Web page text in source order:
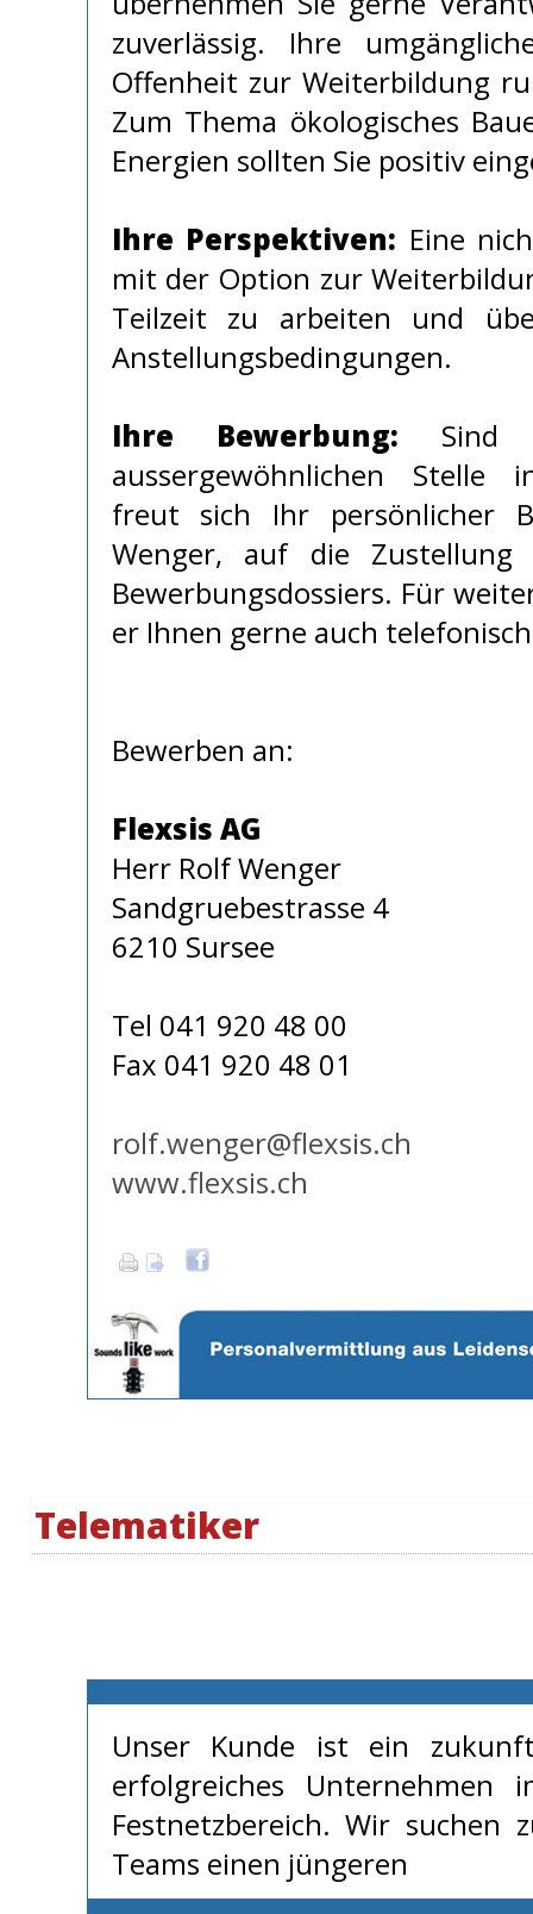
zuverlässig. Ihre
Offenheit zur Weiterbildung
Zum Thema ökologisches
Energien sollten Sie positiv
Ihre Perspektiven: Eine
mit der Option zur
Teilzeit zu arbeiten und
Anstellungsbedingungen.
Ihre Bewerbung: Sind
aussergewöhnlichen Stelle
freut sich Ihr persönlicher
Wenger, auf die Zustellung
Bewerbungsdossiers. Für
er Ihnen gerne auch
Bewerben an:
Flexsis AG
Herr Rolf Wenger
Sandgruebestrasse 4
6210 Sursee
Tel 041 920 48 00
Fax 041 920 48 01
rolf.wenger@flexsis.ch
www.flexsis.ch
Telematiker
Unser Kunde ist ein
erfolgreiches Unternehmen
Festnetzbereich. Wir suchen
Teams einen jüngeren